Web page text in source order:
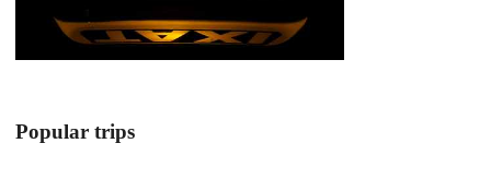
Popular trips